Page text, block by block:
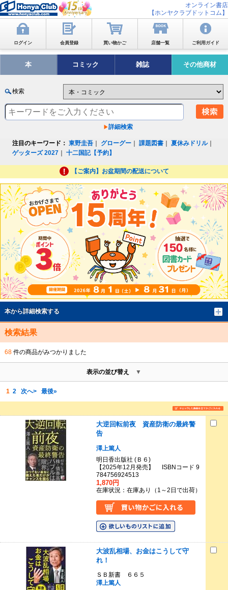
オンライン書店
【ホンヤクラブドットコム】
ログイン 会員登録 買い物かご 店舗一覧 ご利用ガイド
本 コミック 雑誌 その他商材
検索
詳細検索
注目のキーワード： 東野圭吾 グローグー ｜課題図書 ｜夏休みドリル｜
ゲッターズ 2027 ｜十二国記【予約】
【ご案内】お盆期間の配送について
本から詳細検索する
検索結果
68件の商品がみつかりました
表示の並び替え
1 2 次へ> 最後»
大逆回転前夜 資産防衛の最終警
告
澤上篤人
明日香出版社 (Ｂ６)
【2025年12月発売】 ISBNコード 9
784756924513
1,870円
在庫状況：在庫あり（1～2日で出荷）
大波乱相場、お金はこうして守
れ！
ＳＢ新書 ６６５
澤上篤人